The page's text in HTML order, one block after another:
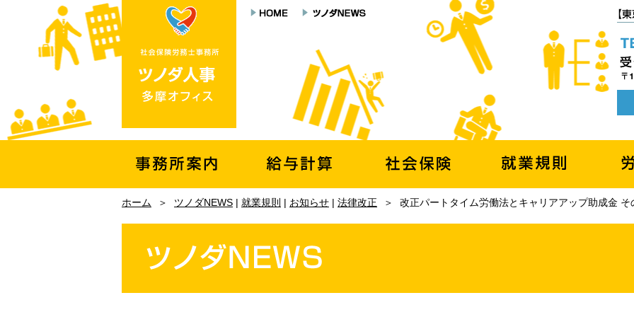
ホーム ＞ ツノダNEWS | 就業規則 | お知らせ | 法律改正 ＞ 改正パートタイム労働法とキャリアアップ助成金 そ